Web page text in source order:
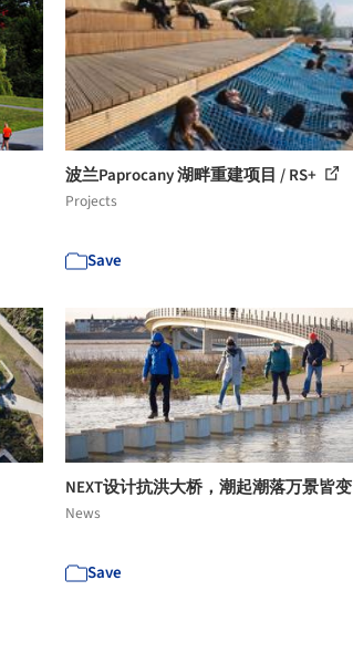
波兰Paprocany 湖畔重建项目 / RS+
Projects
Save
NEXT设计抗洪大桥，潮起潮落万景皆变
News
Save